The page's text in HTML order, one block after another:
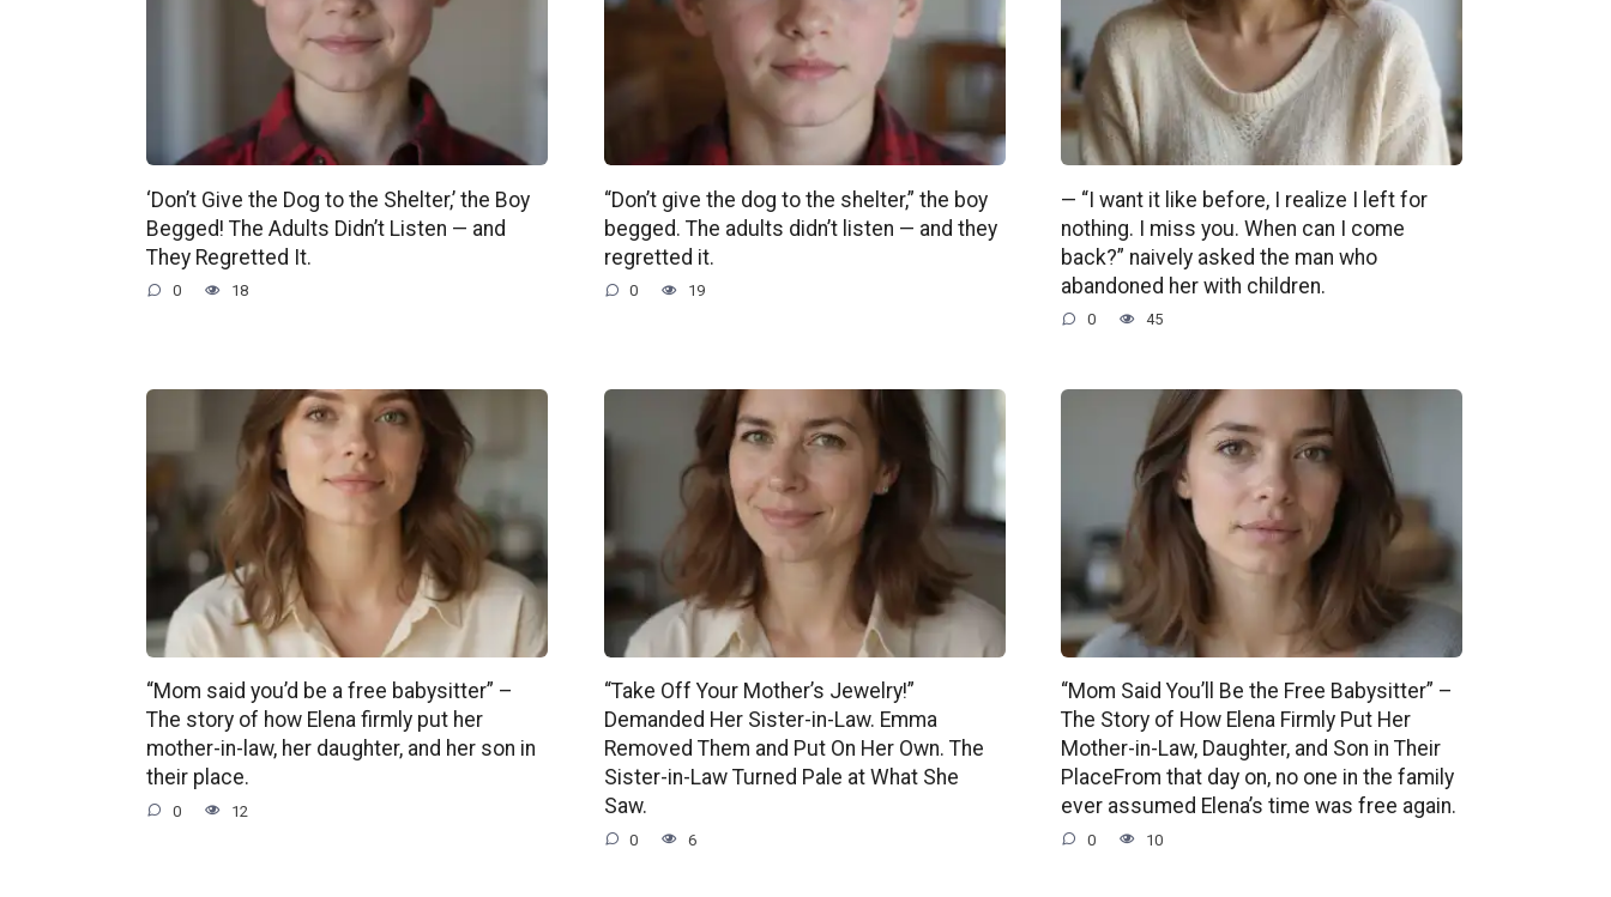
‘Don’t Give the Dog to the Shelter,’ the Boy
Begged! The Adults Didn’t Listen — and
They Regretted It.
0 18
“Don’t give the dog to the shelter,” the boy
begged. The adults didn’t listen — and they
regretted it.
0 19
— “I want it like before, I realize I left for
nothing. I miss you. When can I come
back?” naively asked the man who
abandoned her with children.
0 45
“Mom said you’d be a free babysitter” –
The story of how Elena firmly put her
mother-in-law, her daughter, and her son in
their place.
0 12
“Take Off Your Mother’s Jewelry!”
Demanded Her Sister-in-Law. Emma
Removed Them and Put On Her Own. The
Sister-in-Law Turned Pale at What She
Saw.
0 6
“Mom Said You’ll Be the Free Babysitter” –
The Story of How Elena Firmly Put Her
Mother-in-Law, Daughter, and Son in Their
PlaceFrom that day on, no one in the family
ever assumed Elena’s time was free again.
0 10